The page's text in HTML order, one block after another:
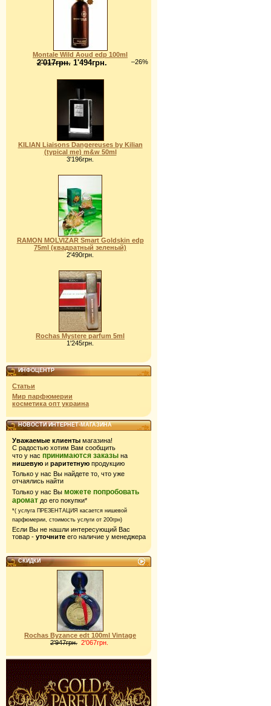
Montale Wild Aoud edp 100ml
–26%
2'017грн.1'494грн.
KILIAN Liaisons Dangereuses by Kilian
(typical me) m&w 50ml
3'196грн.
RAMON MOLVIZAR Smart Goldskin edp
75ml (квадратный зеленый)
2'490грн.
Rochas Mystere parfum 5ml
1'245грн.
ИНФОЦЕНТР
Статьи
Мир парфюмерии
косметика опт украина
НОВОСТИ ИНТЕРНЕТ-МАГАЗИНА
Уважаемые клиенты магазина!
С радостью хотим Вам сообщить
что у нас принимаются заказы на
нишевую и раритетную продукцию
Только у нас Вы найдете то, что уже
отчаялись найти
Только у нас Вы можете попробовать
аромат до его покупки*
*( услуга ПРЕЗЕНТАЦИЯ касается нишевой
парфюмерии, стоимость услуги от 200грн)
Если Вы не нашли интересующий Вас
товар - уточните его наличие у менеджера
СКИДКИ
Rochas Byzance edt 100ml Vintage
2'947грн. 2'067грн.